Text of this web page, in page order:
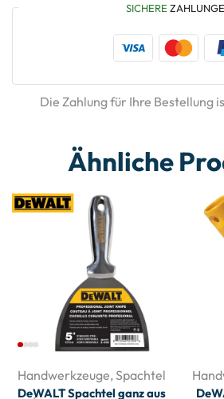
SICHERE
Die Zahlung für Ihre Bestellung
Ähnliche
Handwerkzeuge,Spachtel
DeWALT Spachtel ganz aus